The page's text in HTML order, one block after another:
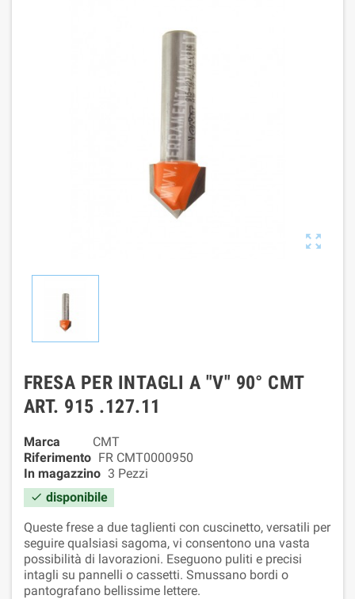

FRESA PER INTAGLI A "V" 90° CMT
ART. 915 .127.11
Marca
CMT
Riferimento FR CMT0000950
In magazzino 3 Pezzi
 disponibile
Queste frese a due taglienti con cuscinetto, versatili per
seguire qualsiasi sagoma, vi consentono una vasta
possibilità di lavorazioni. Eseguono puliti e precisi
intagli su pannelli o cassetti. Smussano bordi o
pantografano bellissime lettere.